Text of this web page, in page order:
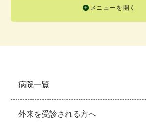
メニューを開く
病院一覧
外来を受診される方へ